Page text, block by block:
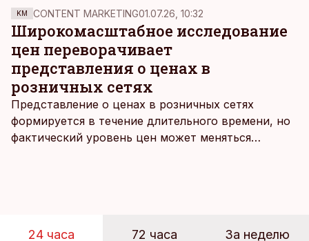
говорится, что акции TCS Group класса B,
принадлежащие трастам семьи Тинькова Rigi
Trust и Bernina Trust, с 7 января конвертируются в
акции класса A, пишет«Медуза».
KM CONTENT MARKETING01.07.26, 10:32
Широкомасштабное исследование
цен переворачивает
представления о ценах в
розничных сетях
Представление о ценах в розничных сетях
формируется в течение длительного времени, но
фактический уровень цен может меняться
24 часа 72 часа За неделю